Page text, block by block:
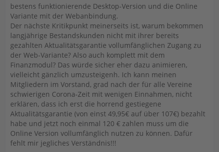
bestens funktionierende Desktop-Version und die Online
Variante mit der Webanbindung.
Der nächste Kritikpunkt meinerseits ist, warum bekommen
langjährige Bestandskunden nicht mit ihrer bereits
gezahlten Aktualitätsgarantie vollumfänglichen Zugang zu
der Web-Variante? Also auch komplett mit dem
Finanzmodul? Das würde sicher eher dazu animieren,
vielleicht gänzlich umzusteigenh. Ich kann meinen
Mitgliedern im Vorstand, grad nach der für alle Vereine
schwierigen Corona-Zeit mit wenigen Einnahmen, nicht
erklären, dass ich erst die horrend gestiegene
Aktualitätsgarantie (von einst 49,95€ auf über 107€) bezahlt
habe und jetzt noch einmal 120 € zahlen muss um die
Online Version vollumfänglich nutzen zu können. Dafür
fehlt mir jegliches Verständnis!!!